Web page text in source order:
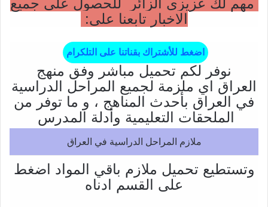
مهم لك عزيزي الزائر للحصول على جميع
الاخبار تابعنا على:
اضغط للأشتراك بقناتنا على التلكرام
نوفر لكم تحميل مباشر وفق منهج
العراق اي ملزمة لجميع المراحل الدراسية
في العراق بأحدث المناهج ، و ما توفر من
الملحقات التعليمية وأدلة المدرس
ملازم المراحل الدراسية في العراق
وتستطيع تحميل ملازم باقي المواد اضغط
على القسم ادناه